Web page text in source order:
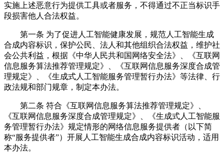
实施上述恶意行为提供工具或者服务，不得通过不正当标识手
段损害他人合法权益。
第一条 为了促进人工智能健康发展，规范人工智能生成
合成内容标识，保护公民、法人和其他组织合法权益，维护社
会公共利益，根据《中华人民共和国网络安全法》、《互联网
信息服务算法推荐管理规定》、《互联网信息服务深度合成管
理规定》、《生成式人工智能服务管理暂行办法》等法律、行
政法规和部门规章，制定本办法。
第二条 符合《互联网信息服务算法推荐管理规定》、
《互联网信息服务深度合成管理规定》、《生成式人工智能服
务管理暂行办法》规定情形的网络信息服务提供者（以下简
称“服务提供者”）开展人工智能生成合成内容标识活动，适用
本办法。